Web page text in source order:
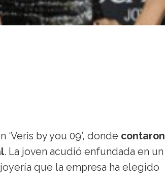
‘Veris by you 09’, donde contaron
. La joven acudió enfundada en un
que la empresa ha elegido